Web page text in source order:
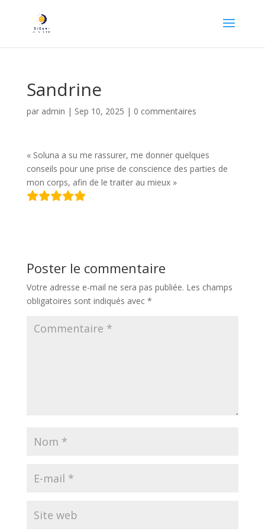
Sandrine
par admin | Sep 10, 2025 | 0 commentaires
« Soluna a su me rassurer, me donner quelques
conseils pour une prise de conscience des parties de
mon corps, afin de le traiter au mieux »
Poster le commentaire
Votre adresse e-mail ne sera pas publiée. Les champs
obligatoires sont indiqués avec *